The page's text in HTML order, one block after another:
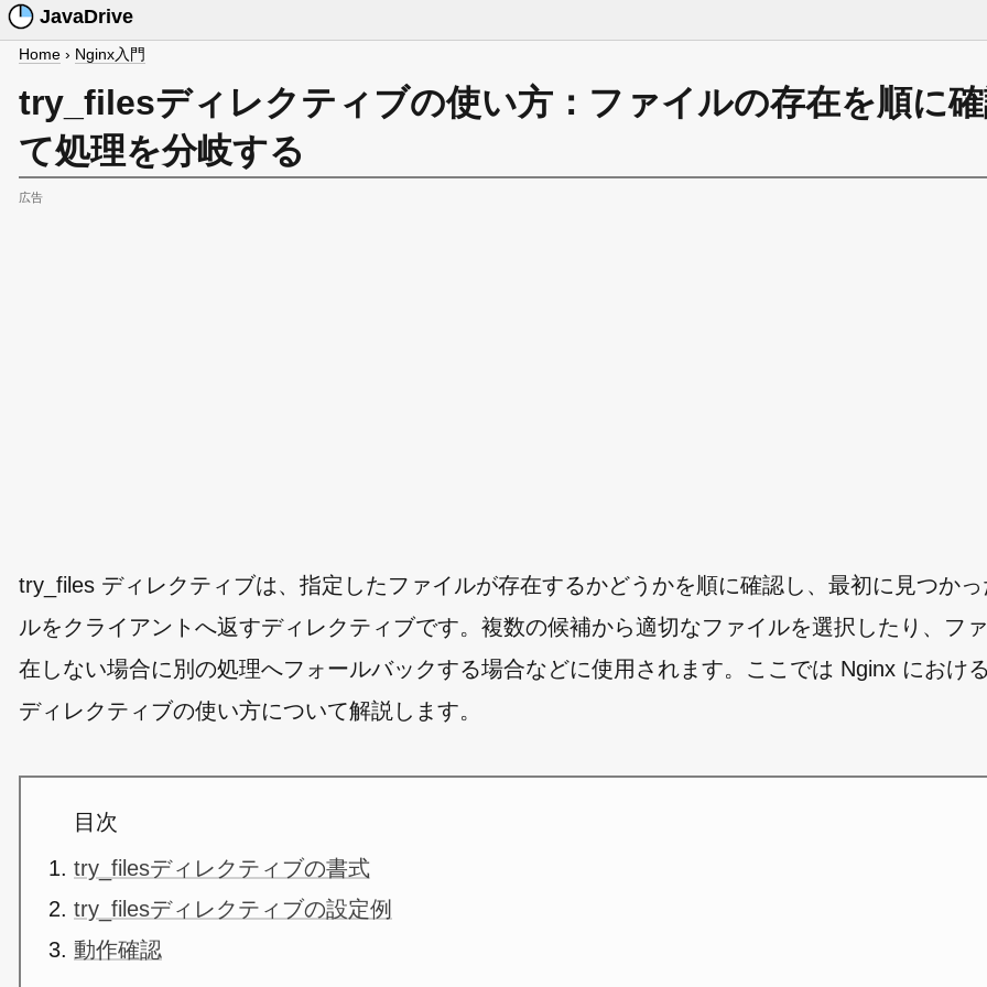
JavaDrive
Home › Nginx入門
try_filesディレクティブの使い方：ファイルの存在を順に
て処理を分岐する
広告
try_files ディレクティブは、指定したファイルが存在するかどうかを順に確認し、最初に見つか
ルをクライアントへ返すディレクティブです。複数の候補から適切なファイルを選択したり、フ
在しない場合に別の処理へフォールバックする場合などに使用されます。ここでは Nginx におけ
ディレクティブの使い方について解説します。
目次
try_filesディレクティブの書式
try_filesディレクティブの設定例
動作確認